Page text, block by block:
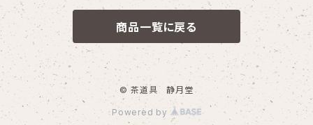
商品一覧に戻る
© 茶道具 静月堂
Powered by